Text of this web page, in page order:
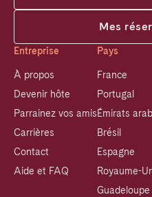
Mes
Entreprise
À propos
Devenir hôte
Parrainez vos amis
Carrières
Contact
Aide et FAQ
Pays
France
Portugal
Émirats
Brésil
Espagne
Royaume-
Guadeloupe